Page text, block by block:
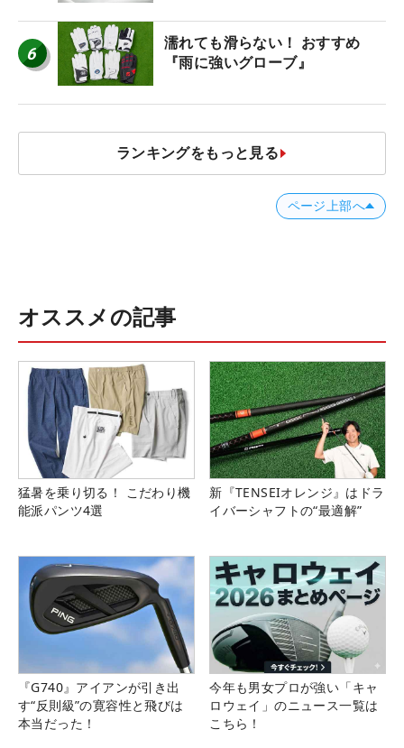
6
濡れても滑らない！ おすすめ
『雨に強いグローブ』
ランキングをもっと見る
ページ上部へ
オススメの記事
猛暑を乗り切る！ こだわり機
能派パンツ4選
新『TENSEIオレンジ』はドラ
イバーシャフトの“最適解”
『G740』アイアンが引き出
す“反則級”の寛容性と飛びは
本当だった！
今年も男女プロが強い「キャ
ロウェイ」のニュース一覧は
こちら！